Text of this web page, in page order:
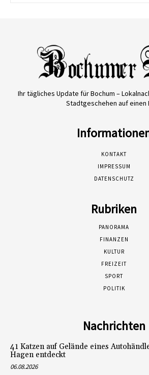
Ihr tägliches Update für Bochum –
Stadtgeschehen auf einen
KONTAKT
IMPRESSUM
DATENSCHUTZ
Rubriken
PANORAMA
FINANZEN
KULTUR
FREIZEIT
SPORT
POLITIK
Nachrichten
41 Katzen auf Gelände eines
Hagen entdeckt
06.08.2026